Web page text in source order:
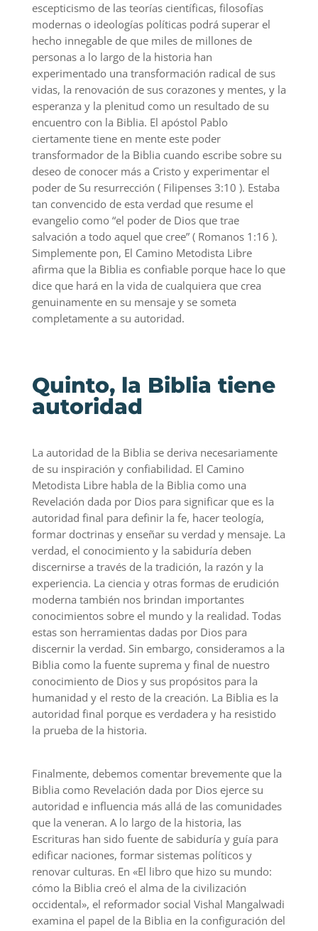
escepticismo de las teorías científicas, filosofías
modernas o ideologías políticas podrá superar el
hecho innegable de que miles de millones de
personas a lo largo de la historia han
experimentado una transformación radical de sus
vidas, la renovación de sus corazones y mentes, y la
esperanza y la plenitud como un resultado de su
encuentro con la Biblia. El apóstol Pablo
ciertamente tiene en mente este poder
transformador de la Biblia cuando escribe sobre su
deseo de conocer más a Cristo y experimentar el
poder de Su resurrección ( Filipenses 3:10 ). Estaba
tan convencido de esta verdad que resume el
evangelio como “el poder de Dios que trae
salvación a todo aquel que cree” ( Romanos 1:16 ).
Simplemente pon, El Camino Metodista Libre
afirma que la Biblia es confiable porque hace lo que
dice que hará en la vida de cualquiera que crea
genuinamente en su mensaje y se someta
completamente a su autoridad.
Quinto, la Biblia tiene
autoridad
La autoridad de la Biblia se deriva necesariamente
de su inspiración y confiabilidad. El Camino
Metodista Libre habla de la Biblia como una
Revelación dada por Dios para significar que es la
autoridad final para definir la fe, hacer teología,
formar doctrinas y enseñar su verdad y mensaje. La
verdad, el conocimiento y la sabiduría deben
discernirse a través de la tradición, la razón y la
experiencia. La ciencia y otras formas de erudición
moderna también nos brindan importantes
conocimientos sobre el mundo y la realidad. Todas
estas son herramientas dadas por Dios para
discernir la verdad. Sin embargo, consideramos a la
Biblia como la fuente suprema y final de nuestro
conocimiento de Dios y sus propósitos para la
humanidad y el resto de la creación. La Biblia es la
autoridad final porque es verdadera y ha resistido
la prueba de la historia.
Finalmente, debemos comentar brevemente que la
Biblia como Revelación dada por Dios ejerce su
autoridad e influencia más allá de las comunidades
que la veneran. A lo largo de la historia, las
Escrituras han sido fuente de sabiduría y guía para
edificar naciones, formar sistemas políticos y
renovar culturas. En «El libro que hizo su mundo:
cómo la Biblia creó el alma de la civilización
occidental», el reformador social Vishal Mangalwadi
examina el papel de la Biblia en la configuración del